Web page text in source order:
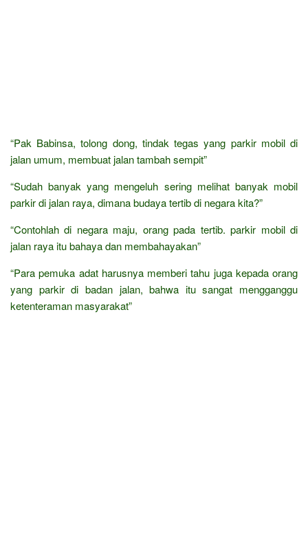
“Pak Babinsa, tolong dong, tindak tegas yang parkir mobil di
jalan umum, membuat jalan tambah sempit”
“Sudah banyak yang mengeluh sering melihat banyak mobil
parkir di jalan raya, dimana budaya tertib di negara kita?”
“Contohlah di negara maju, orang pada tertib. parkir mobil di
jalan raya itu bahaya dan membahayakan”
“Para pemuka adat harusnya memberi tahu juga kepada orang
yang parkir di badan jalan, bahwa itu sangat mengganggu
ketenteraman masyarakat”